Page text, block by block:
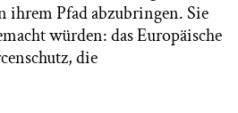
ihrem Pfad abzubringen. Sie
würden: das Europäische
die